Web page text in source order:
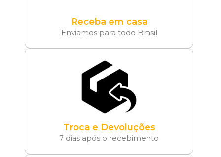
Receba em casa
Enviamos para todo Brasil
Troca e Devoluções
7 dias após o recebimento